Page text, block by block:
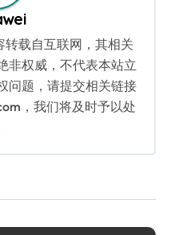
转载自互联网，其相关
非权威，不代表本站立
问题，请提交相关链接
，我们将及时予以处